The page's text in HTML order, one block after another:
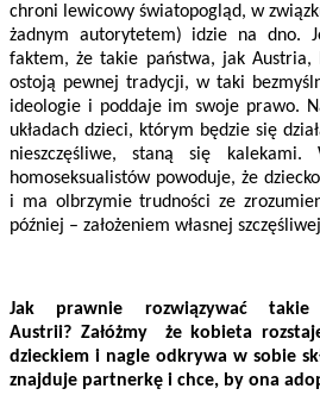
chroni lewicowy światopogląd, w
żadnym autorytetem) idzie na dno.
faktem, że takie państwa, jak Austria,
ostoją pewnej tradycji, w taki
ideologie i poddaje im swoje prawo.
układach dzieci, którym będzie się
nieszczęśliwe, staną się kalekami.
homoseksualistów powoduje, że
i ma olbrzymie trudności ze
później – założeniem własnej
Jak prawnie rozwiązywać
Austrii? Załóżmy że kobieta
dzieckiem i nagle odkrywa w sobie
znajduje partnerkę i chce, by ona